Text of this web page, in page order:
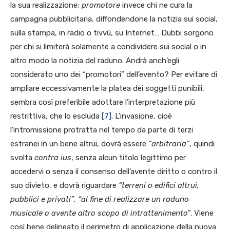
la sua realizzazione; promotore invece chi ne cura la
campagna pubblicitaria, diffondendone la notizia sui social,
sulla stampa, in radio o tivvù, su Internet… Dubbi sorgono
per chi si limiterà solamente a condividere sui social o in
altro modo la notizia del raduno. Andrà anch’egli
considerato uno dei “promotori” dell’evento? Per evitare di
ampliare eccessivamente la platea dei soggetti punibili,
sembra così preferibile adottare l’interpretazione più
restrittiva, che lo escluda [7]. L’invasione, cioè
l’intromissione protratta nel tempo da parte di terzi
estranei in un bene altrui, dovrà essere “arbitraria”, quindi
svolta contra ius, senza alcun titolo legittimo per
accedervi o senza il consenso dell’avente diritto o contro il
suo divieto, e dovrà riguardare “terreni o edifici altrui,
pubblici e privati”, “al fine di realizzare un raduno
musicale o avente altro scopo di intrattenimento”. Viene
così bene delineato il perimetro di applicazione della nuova